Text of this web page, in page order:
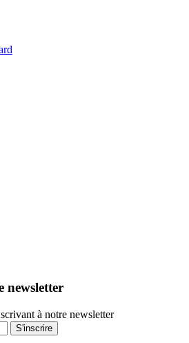
newsletter
à notre newsletter
S'inscrire